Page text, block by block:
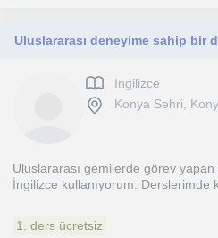
Ingilizce
Konya Sehri,
Uluslararası gemilerde görev
İngilizce kullanıyorum. Derslerimde
1. ders ücretsiz